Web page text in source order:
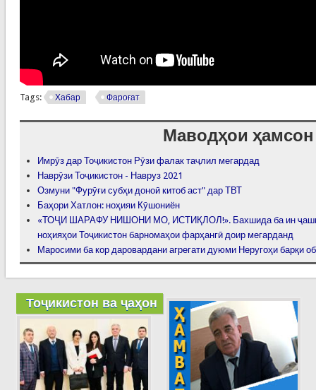
Tags: Хабар Фароғат
Маводҳои ҳамсон
Имрӯз дар Тоҷикистон Рӯзи фалак таҷлил мегардад
Наврӯзи Тоҷикистон - Навруз 2021
Озмуни "Фурӯғи субҳи доноӣ китоб аст" дар ТВТ
Баҳори Хатлон: ноҳияи Кӯшониён
«ТОҶИ ШАРАФУ НИШОНИ МО, ИСТИҚЛОЛ!». Бахшида ба ин
ноҳияҳои Тоҷикистон барномаҳои фарҳангӣ доир мегарданд
Маросими ба кор даровардани агрегати дуюми Неругоҳи барқи
Тоҷикистон ва ҷаҳон